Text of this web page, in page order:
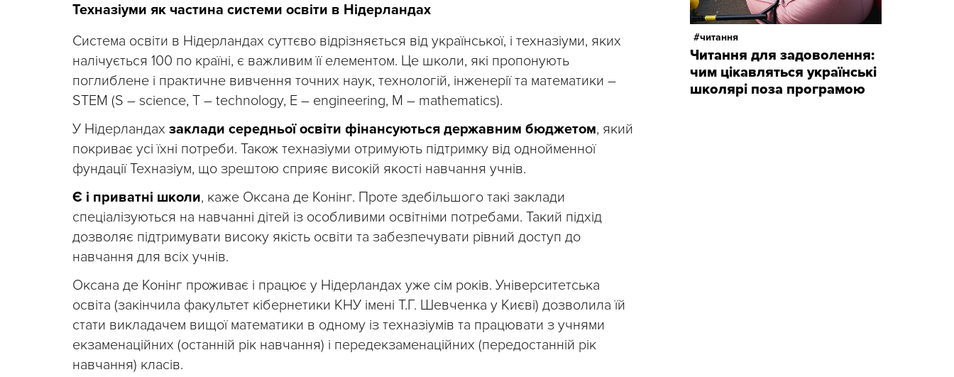
Техназіуми як частина системи освіти в Нідерландах
Система освіти в Нідерландах суттєво відрізняється від української, і техназіуми, яких
налічується 100 по країні, є важливим її елементом. Це школи, які пропонують
поглиблене і практичне вивчення точних наук, технологій, інженерії та математики –
STEM (S – science, T – technology, E – engineering, M – mathematics).
У Нідерландах заклади середньої освіти фінансуються державним бюджетом, який
покриває усі їхні потреби. Також техназіуми отримують підтримку від однойменної
фундації Техназіум, що зрештою сприяє високій якості навчання учнів.
Є і приватні школи, каже Оксана де Конінг. Проте здебільшого такі заклади
спеціалізуються на навчанні дітей із особливими освітніми потребами. Такий підхід
дозволяє підтримувати високу якість освіти та забезпечувати рівний доступ до
навчання для всіх учнів.
Оксана де Конінг проживає і працює у Нідерландах уже сім років. Університетська
освіта (закінчила факультет кібернетики КНУ імені Т.Г. Шевченка у Києві) дозволила їй
стати викладачем вищої математики в одному із техназіумів та працювати з учнями
екзаменаційних (останній рік навчання) і передекзаменаційних (передостанній рік
навчання) класів.
читання
Читання для задоволення:
чим цікавляться українські
школярі поза програмою